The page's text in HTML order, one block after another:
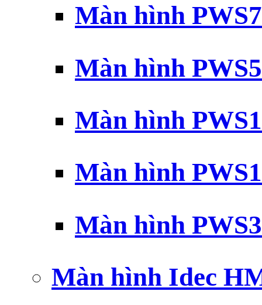
Màn hình
Màn hình
Màn hình
Màn hình
Màn hình
Màn hình Idec